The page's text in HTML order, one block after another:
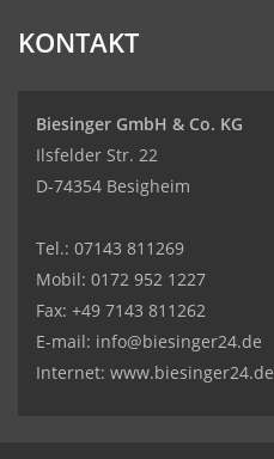
KONTAKT
Biesinger GmbH & Co. KG
Ilsfelder Str. 22
D-74354 Besigheim
Tel.: 07143 811269
Mobil: 0172 952 1227
Fax: +49 7143 811262
E-mail: info@biesinger24.de
Internet: www.biesinger24.de